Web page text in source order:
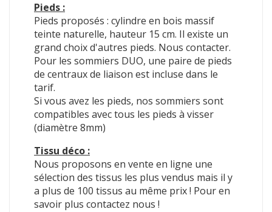
Pieds :
Pieds proposés : cylindre en bois massif
teinte naturelle, hauteur 15 cm. Il existe un
grand choix d'autres pieds. Nous contacter.
Pour les sommiers DUO, une paire de pieds
de centraux de liaison est incluse dans le
tarif.
Si vous avez les pieds, nos sommiers sont
compatibles avec tous les pieds à visser
(diamètre 8mm)
Tissu déco :
Nous proposons en vente en ligne une
sélection des tissus les plus vendus mais il y
a plus de 100 tissus au même prix ! Pour en
savoir plus contactez nous !